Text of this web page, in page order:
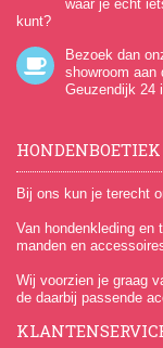
waar je echt
kunt?
Bezoek dan
showroom aan
Geuzendijk 24
Bij ons kun je terecht
Van hondenkleding en
manden en
Wij voorzien je graag
de daarbij passende